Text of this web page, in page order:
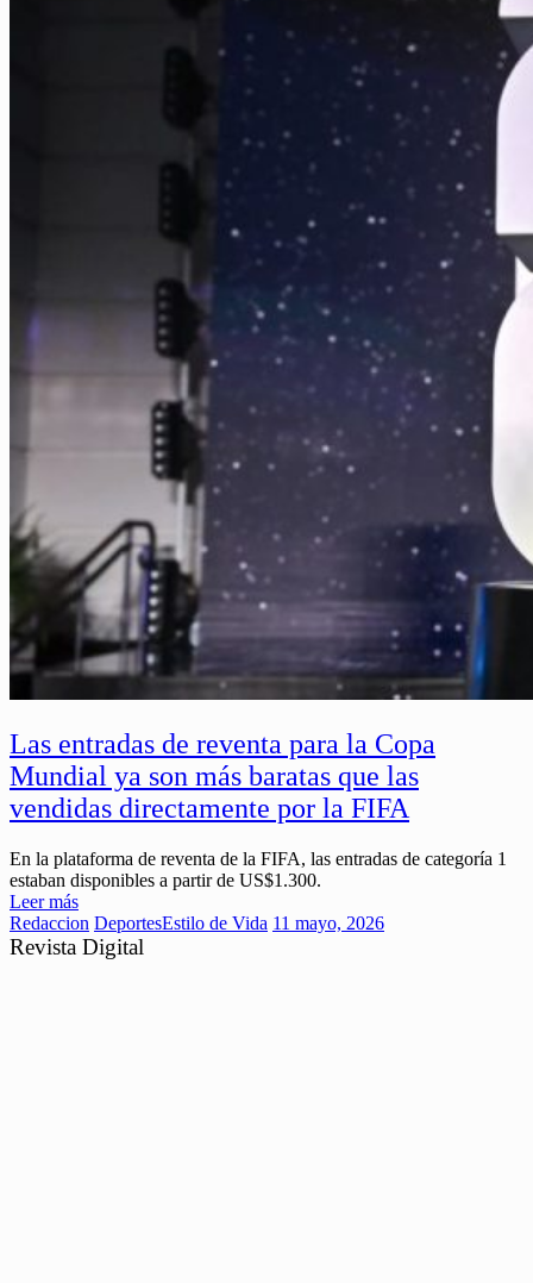
Las entradas de reventa para la Copa
Mundial ya son más baratas que las
vendidas directamente por la FIFA
En la plataforma de reventa de la FIFA, las entradas de categoría 1
estaban disponibles a partir de US$1.300.
Leer más
Redaccion DeportesEstilo de Vida 11 mayo, 2026
Revista Digital